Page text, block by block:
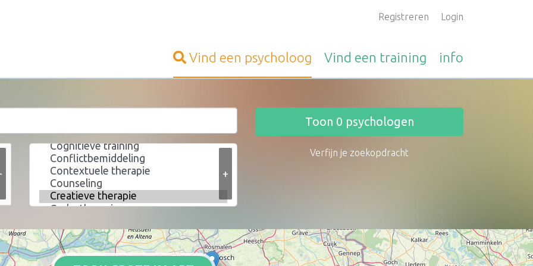
Registreren Login
Vind een psycholoog Vind een training info
+
Toon 0 psychologen
Verfijn je zoekopdracht